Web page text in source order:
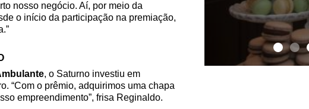
nosso negócio. Aí, por meio da
o início da participação na premiação,
, o Saturno investiu em
“Com o prêmio, adquirimos uma chapa
empreendimento”, frisa Reginaldo.